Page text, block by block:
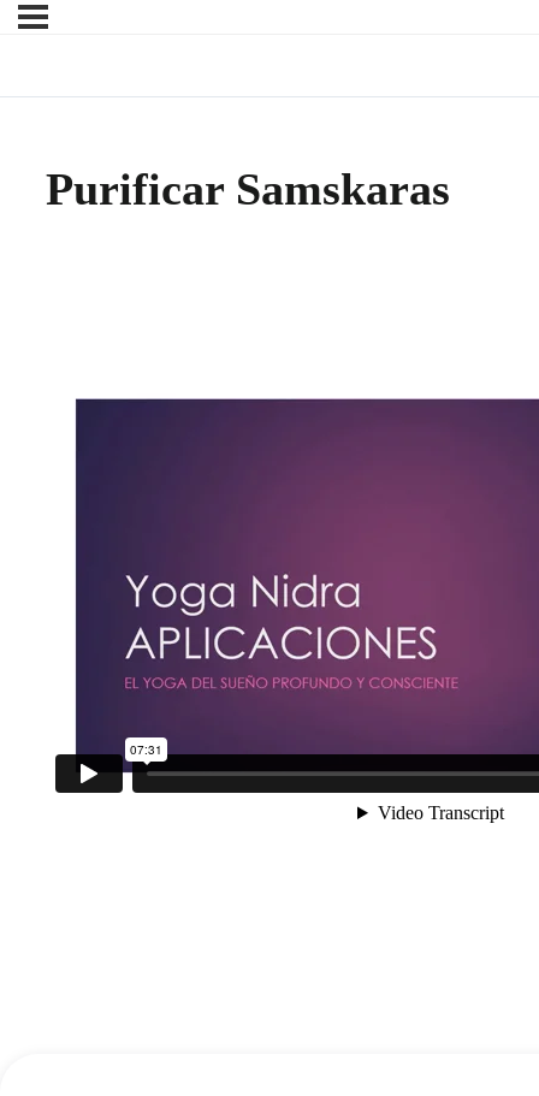
Purificar Samskaras